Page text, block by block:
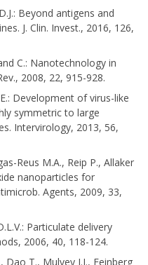
Beyond antigens and
J. Clin. Invest., 2016, 126,
C.: Nanotechnology in
2008, 22, 915-928.
Development of virus-like
symmetric to large
Intervirology, 2013, 56,
Reus M.A., Reip P., Allaker
nanoparticles for
Agents, 2009, 33,
Particulate delivery
2006, 40, 118-124.
T., Mulvey J.J., Feinberg